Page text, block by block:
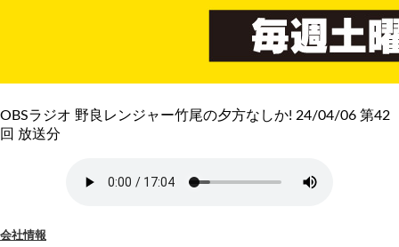
OBSラジオ 野良レンジャー竹尾の夕方なしか! 24/04/06 第42
回 放送分
会社情報